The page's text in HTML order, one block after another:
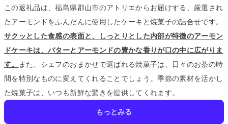
この返礼品は、福島県郡山市のアトリエからお届けする、厳選され
たアーモンドをふんだんに使用したケーキと焼菓子の詰合せです。
サクッとした食感の表面と、しっとりとした内部が特徴のアーモン
ドケーキは、バターとアーモンドの豊かな香りが口の中に広がりま
す。
また、シェフのおまかせで選ばれる焼菓子は、日々のお茶の時
間を特別なものに変えてくれることでしょう。季節の素材を活かし
た焼菓子は、いつも新鮮な驚きを提供してくれます。
もっとみる